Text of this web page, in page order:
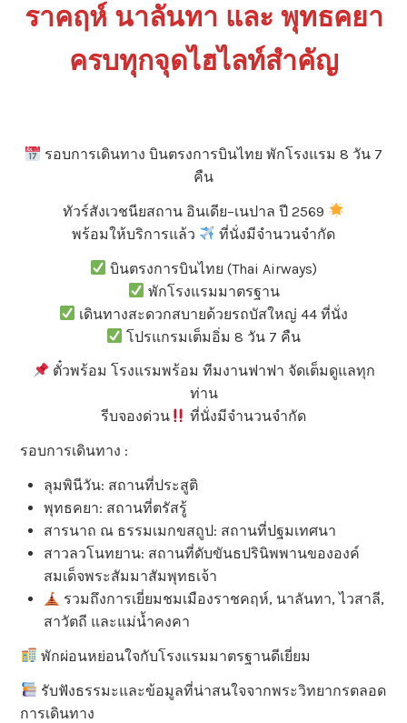
ราคฤห์ นาลันทา และ พุทธคยา
ครบทุกจุดไฮไลท์สำคัญ
รอบการเดินทาง บินตรงการบินไทย พักโรงแรม 8 วัน 7
คืน
ทัวร์สังเวชนียสถาน อินเดีย–เนปาล ปี 2569
พร้อมให้บริการแล้ว
ที่นั่งมีจำนวนจำกัด
บินตรงการบินไทย (Thai Airways)
พักโรงแรมมาตรฐาน
เดินทางสะดวกสบายด้วยรถบัสใหญ่ 44 ที่นั่ง
โปรแกรมเต็มอิ่ม 8 วัน 7 คืน
ตั๋วพร้อม โรงแรมพร้อม ทีมงานฟาฟา จัดเต็มดูแลทุก
ท่าน
รีบจองด่วน
ที่นั่งมีจำนวนจำกัด
รอบการเดินทาง :
ลุมพินีวัน: สถานที่ประสูติ
พุทธคยา: สถานที่ตรัสรู้
สารนาถ ณ ธรรมเมกขสถูป: สถานที่ปฐมเทศนา
สาวลวโนทยาน: สถานที่ดับขันธปรินิพพานขององค์
สมเด็จพระสัมมาสัมพุทธเจ้า
รวมถึงการเยี่ยมชมเมืองราชคฤห์, นาลันทา, ไวสาลี,
สาวัตถี และแม่น้ำคงคา
พักผ่อนหย่อนใจกับโรงแรมมาตรฐานดีเยี่ยม
รับฟังธรรมะและข้อมูลที่น่าสนใจจากพระวิทยากรตลอด
การเดินทาง